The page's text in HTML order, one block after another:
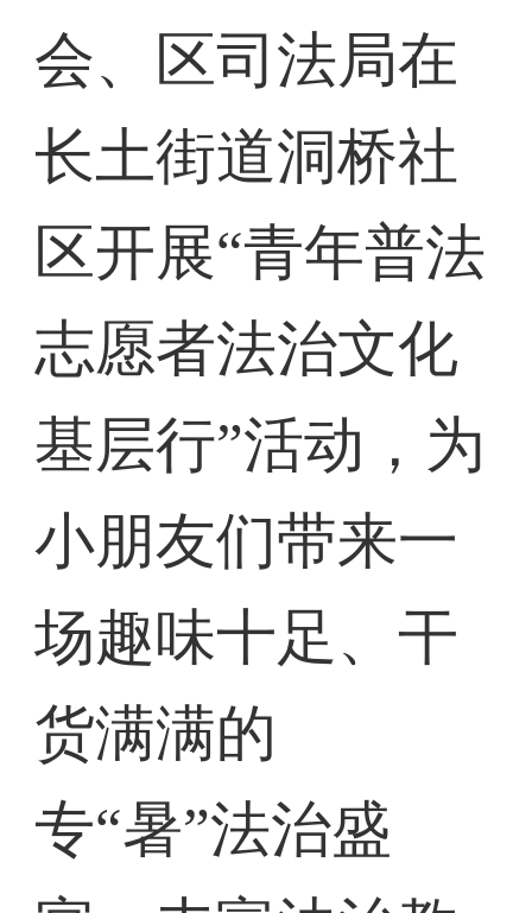
会、区司法局在
长土街道洞桥社
区开展“青年普法
志愿者法治文化
基层行”活动，为
小朋友们带来一
场趣味十足、干
货满满的
专“暑”法治盛